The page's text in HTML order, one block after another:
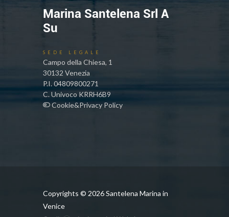
Marina Santelena Srl A
Su
SEDE LEGALE
Campo della Chiesa, 1
30132 Venezia
P.I. 04809800271
C. Univoco KRRH6B9
Cookie&Privacy Policy
Copyrights © 2026 Santelena Marina in
Venice